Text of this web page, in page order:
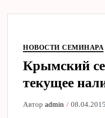
НОВОСТИ СЕМИНАРА
Крымский
текущее
Авторadmin 08.04.2015